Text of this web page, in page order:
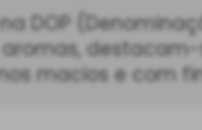
DOP
aromas,
macios e com